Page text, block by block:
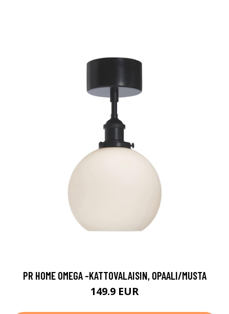
PR HOME OMEGA -KATTOVALAISIN, OPAALI/MUSTA
149.9 EUR